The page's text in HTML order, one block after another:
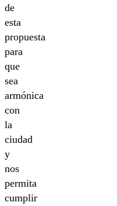
de
esta
propuesta
para
que
sea
armónica
con
la
ciudad
y
nos
permita
cumplir